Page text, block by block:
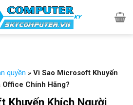
quyền » Vì Sao Microsoft Khuyến
Chính Hãng?
Khuyến Khích Người